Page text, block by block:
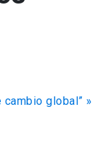
global” »